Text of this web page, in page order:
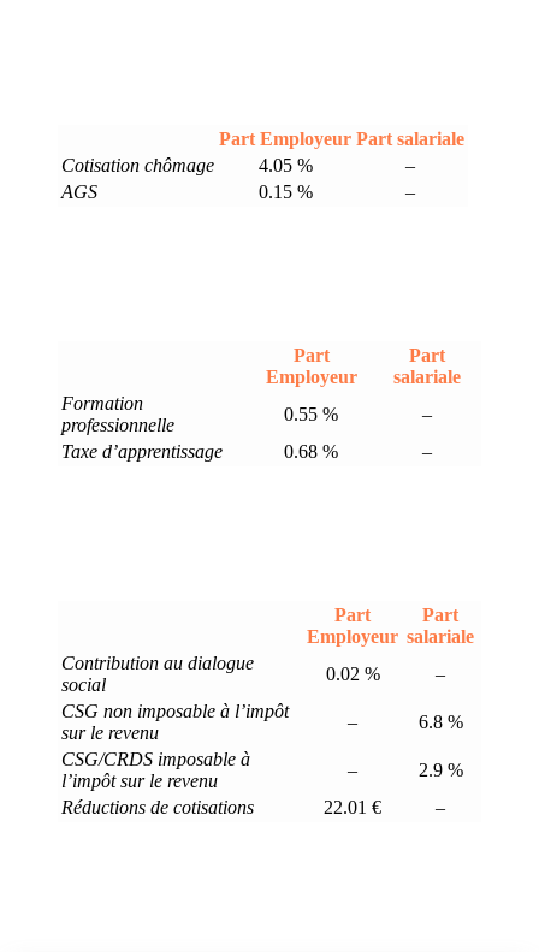
Part Employeur Part salariale
Cotisation chômage
4.05 %
–
AGS
0.15 % –
Part
Employeur
Part
salariale
Formation
professionnelle
0.55 %
–
Taxe d’apprentissage
0.68 % –
Part
Employeur
Part
salariale
Contribution au dialogue
social
0.02 %
–
CSG non imposable à l’impôt
sur le revenu
–
6.8 %
CSG/CRDS imposable à
l’impôt sur le revenu
–
2.9 %
Réductions de cotisations
22.01 € –